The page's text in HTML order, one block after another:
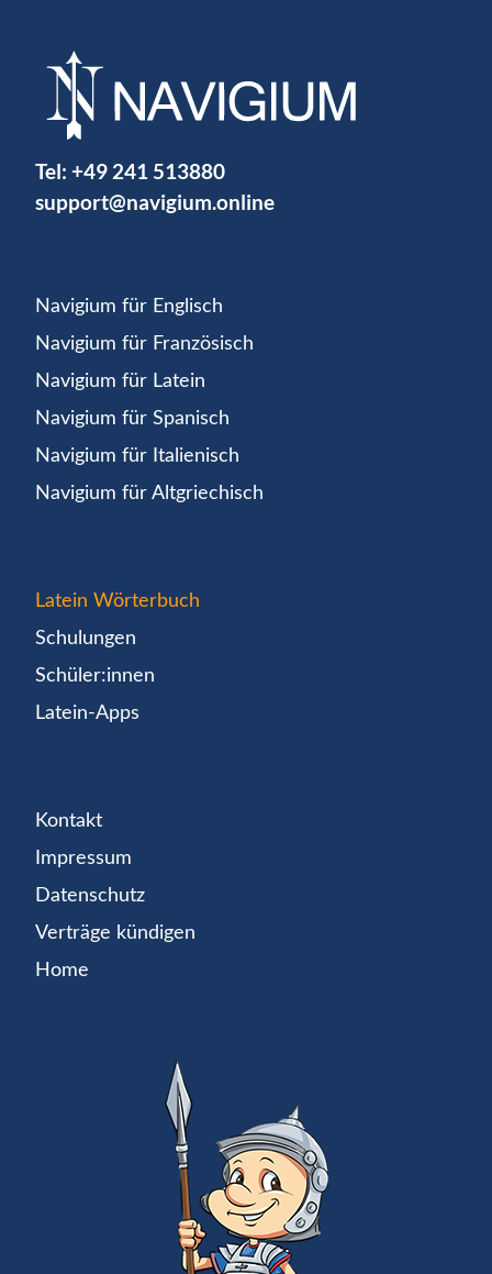
Tel: +49 241 513880
support@navigium.online
Navigium für Englisch
Navigium für Französisch
Navigium für Latein
Navigium für Spanisch
Navigium für Italienisch
Navigium für Altgriechisch
Latein Wörterbuch
Schulungen
Schüler:innen
Latein-Apps
Kontakt
Impressum
Datenschutz
Verträge kündigen
Home